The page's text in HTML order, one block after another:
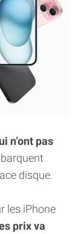
n’ont pas
disque.
les iPhone
prix va